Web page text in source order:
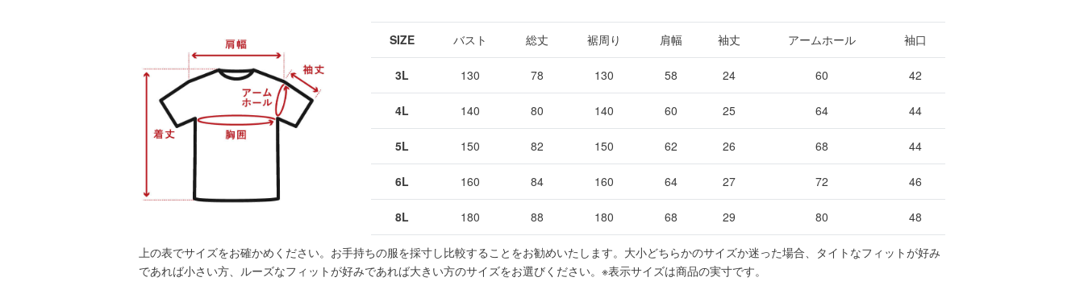
SIZE バスト 総丈 裾周り 肩幅 袖丈 アームホール 袖口
3L 130 78 130 58 24 60 42
4L 140 80 140 60 25 64 44
5L 150 82 150 62 26 68 44
6L 160 84 160 64 27 72 46
8L 180 88 180 68 29 80 48
上の表でサイズをお確かめください。お手持ちの服を採寸し比較することをお勧めいたします。大小どちらかのサイズか迷った場合、タイトなフィットが好み
であれば小さい方、ルーズなフィットが好みであれば大きい方のサイズをお選びください。 ※表示サイズは商品の実寸です。